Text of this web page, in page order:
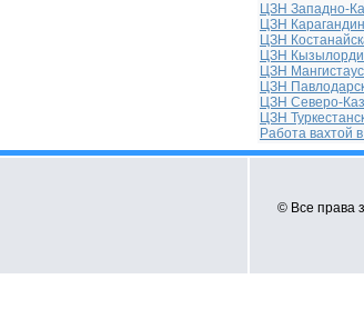
ЦЗН Западно-
ЦЗН
ЦЗН
ЦЗН
ЦЗН
ЦЗН
ЦЗН Северо-
ЦЗН
Работа вахтой
© Все права